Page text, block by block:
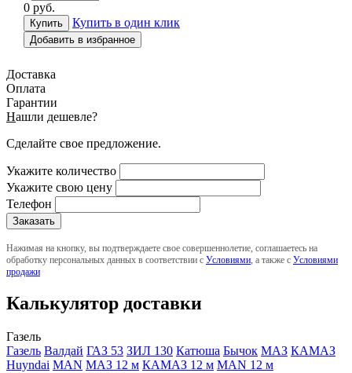
0 руб.
Купить в один клик
Добавить в избранное
Доставка
Оплата
Гарантии
Нашли дешевле?
Сделайте свое предложение.
Укажите количество
Укажите свою цену
Телефон
Нажимая на кнопку, вы подтверждаете свое совершеннолетие, соглашаетесь на
обработку персональных данных в соответствии с Условиями , а также с Условиями
продажи
Калькулятор доставки
Газель
Газель Валдай ГАЗ 53 ЗИЛ 130 Катюша Бычок МАЗ КАМАЗ
Huyndai MAN МАЗ 12 м КАМАЗ 12 м MAN 12 м